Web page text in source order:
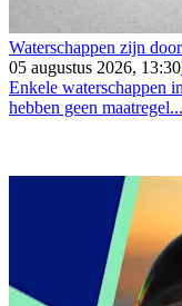
Waterschappen zijn
05 augustus 2026, 13:30
Enkele waterschappen
hebben geen maatregel...